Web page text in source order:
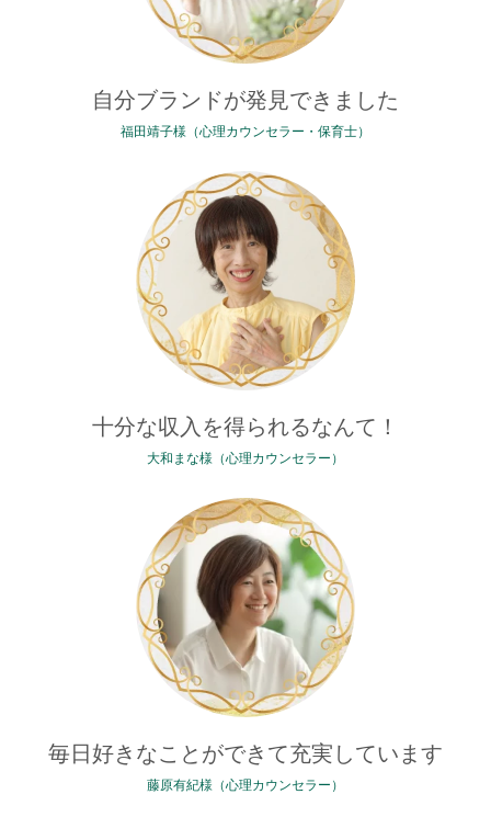
自分ブランドが発見できました
福田靖子様（心理カウンセラー・保育士）
十分な収入を得られるなんて！
大和まな様（心理カウンセラー）
毎日好きなことができて充実しています
藤原有紀様（心理カウンセラー）